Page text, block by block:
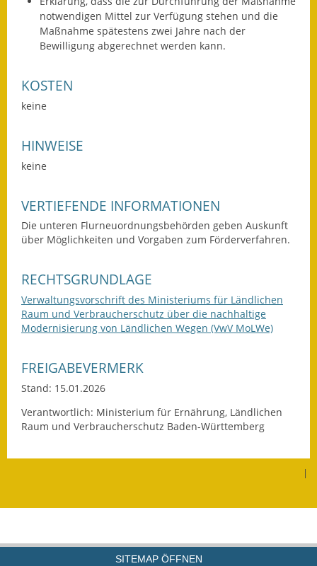
Leben
Bauen und Wohnen
Flächennutzungsplan
Gerätehütten
Mietspiegel
Gemeindehalle und
Bevölkerungsschutz
notwendigen Mittel zur Verfügung stehen und die
Maßnahme spätestens zwei Jahre nach der
Bewilligung abgerechnet werden kann.
KOSTEN
keine
HINWEISE
keine
VERTIEFENDE INFORMATIONEN
Die unteren Flurneuordnungsbehörden geben Auskunft
über Möglichkeiten und Vorgaben zum Förderverfahren.
RECHTSGRUNDLAGE
Verwaltungsvorschrift des Ministeriums für Ländlichen
Raum und Verbraucherschutz über die nachhaltige
Modernisierung von Ländlichen Wegen (VwV MoLWe)
FREIGABEVERMERK
Stand: 15.01.2026
Verantwortlich: Ministerium für Ernährung, Ländlichen
Raum und Verbraucherschutz Baden-Württemberg
|
SITEMAP ÖFFNEN